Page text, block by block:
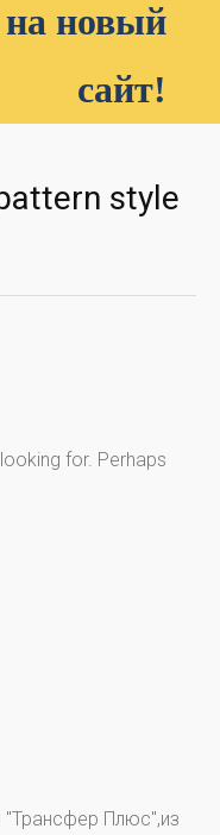
новый
сайт!
style
for. Perhaps
Плюс",из